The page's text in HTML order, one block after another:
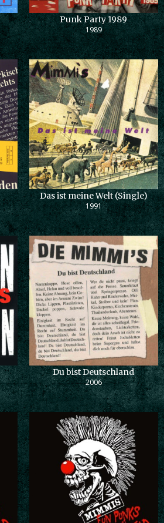
Punk Party 1989
1989
Das ist meine Welt (Single)
1991
Du bist Deutschland
2006